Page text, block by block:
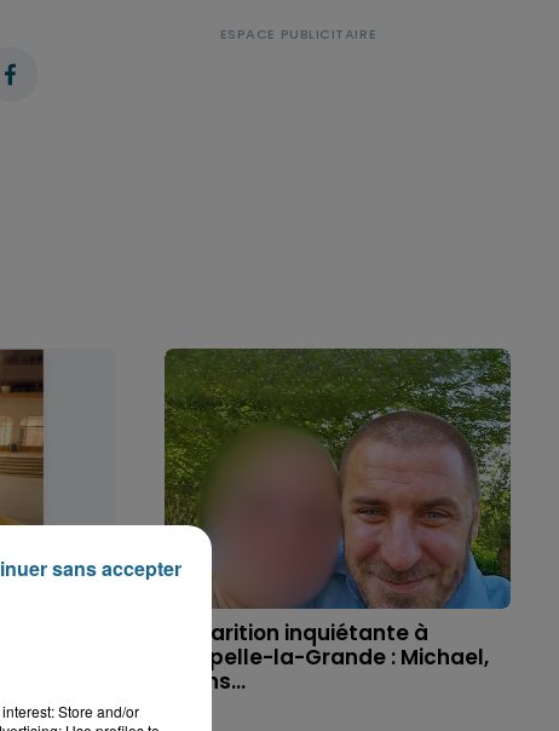
disparue
sa...
Disparition inquiétante à
Cappelle-la-Grande : Michael,
41 ans...
Store and/or
sans accepter